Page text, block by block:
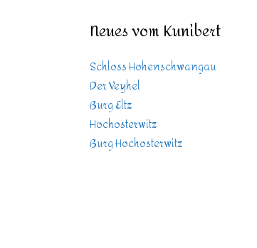
Neues vom Kunibert
Schloss Hohenschwangau
Der Veyhel
Burg Eltz
Hochosterwitz
Burg Hochosterwitz